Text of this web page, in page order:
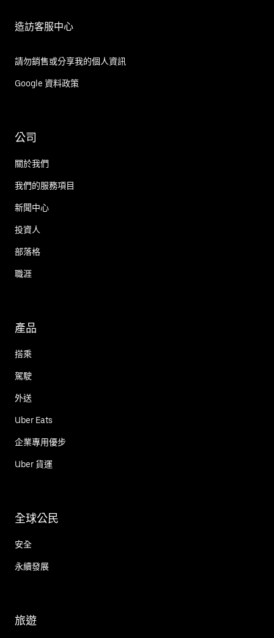
造訪客服中心
請勿銷售或分享我的個人資訊
Google 資料政策
公司
關於我們
我們的服務項目
新聞中心
投資人
部落格
職涯
產品
搭乘
駕駛
外送
Uber Eats
企業專用優步
Uber 貨運
全球公民
安全
永續發展
旅遊